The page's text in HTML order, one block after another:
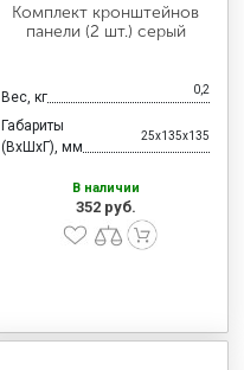
Комплект кронштейнов
панели (2 шт.) серый
Вес, кг 0,2
Габариты
(ВхШхГ), мм
25x135x135
В наличии
352 руб.